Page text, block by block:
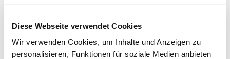
Diese Webseite verwendet Cookies
Wir verwenden Cookies, um Inhalte und Anzeigen zu
personalisieren, Funktionen für soziale Medien anbieten